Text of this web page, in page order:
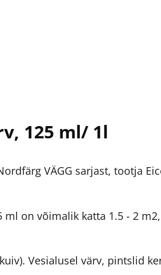
125 ml/ 1l
VÄGG sarjast, tootja
ml on võimalik katta 1.5 - 2
Vesialusel värv, pintslid